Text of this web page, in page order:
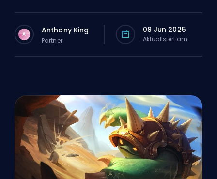
A Anthony King
Partner
08 Jun 2025
Aktualisiert am